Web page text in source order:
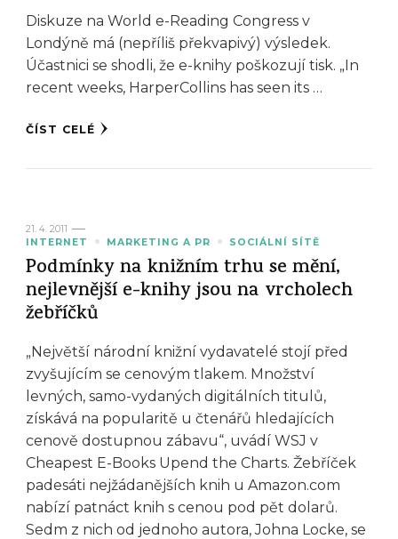
Diskuze na World e-Reading Congress v
Londýně má (nepříliš překvapivý) výsledek.
Účastnici se shodli, že e-knihy poškozují tisk. „In
recent weeks, HarperCollins has seen its …
ČÍST CELÉ
21. 4. 2011
INTERNET
MARKETING A PR SOCIÁLNÍ SÍTĚ
Podmínky na knižním trhu se mění,
nejlevnější e-knihy jsou na vrcholech
žebříčků
„Největší národní knižní vydavatelé stojí před
zvyšujícím se cenovým tlakem. Množství
levných, samo-vydaných digitálních titulů,
získává na popularitě u čtenářů hledajících
cenově dostupnou zábavu“, uvádí WSJ v
Cheapest E-Books Upend the Charts. Žebříček
padesáti nejžádanějších knih u Amazon.com
nabízí patnáct knih s cenou pod pět dolarů.
Sedm z nich od jednoho autora, Johna Locke, se